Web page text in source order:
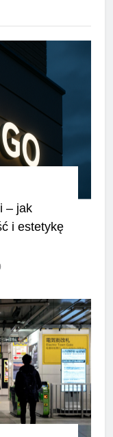
– jak
i estetykę